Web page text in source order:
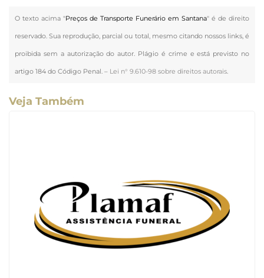
O texto acima "Preços de Transporte Funerário em Santana" é de direito
reservado. Sua reprodução, parcial ou total, mesmo citando nossos links, é
proibida sem a autorização do autor. Plágio é crime e está previsto no
artigo 184 do Código Penal. – Lei n° 9.610-98 sobre direitos autorais.
Veja Também